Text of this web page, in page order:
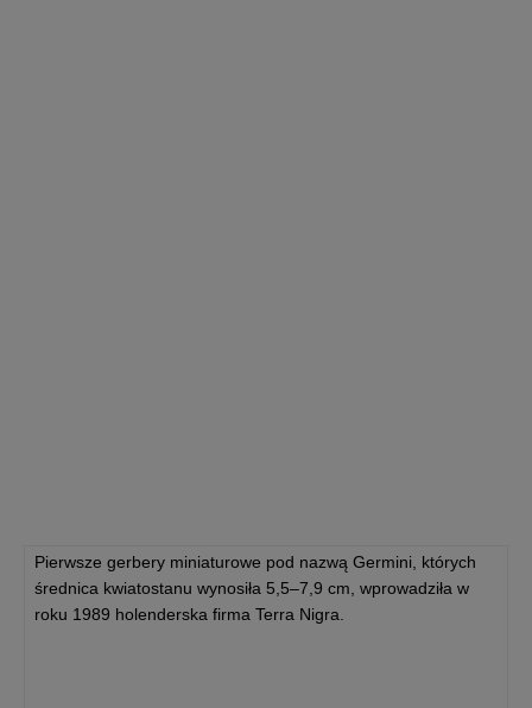
Pierwsze gerbery miniaturowe pod nazwą Germini, których
średnica kwiatostanu wynosiła 5,5–7,9 cm, wprowadziła w
roku 1989 holenderska firma Terra Nigra.